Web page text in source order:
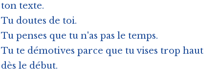
ton texte.
Tu doutes de toi.
Tu penses que tu n'as pas le temps.
Tu te démotives parce que tu vises trop haut
dès le début.